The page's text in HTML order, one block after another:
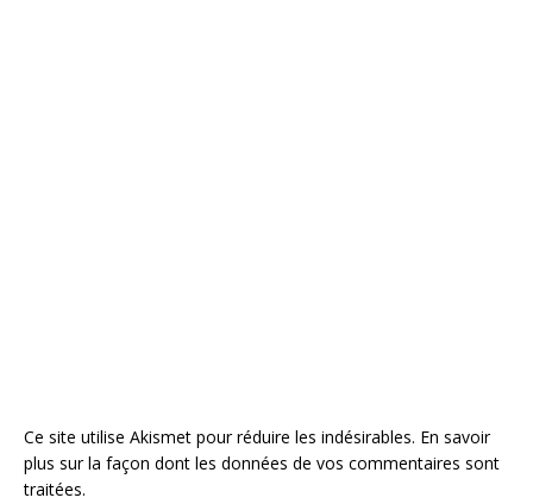
Ce site utilise Akismet pour réduire les indésirables. En savoir
plus sur la façon dont les données de vos commentaires sont
traitées.